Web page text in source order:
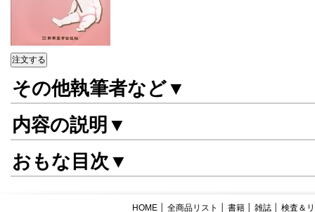
その他執筆者など▼
内容の説明▼
おもな目次▼
HOME 全商品リスト 書籍 雑誌 検査＆